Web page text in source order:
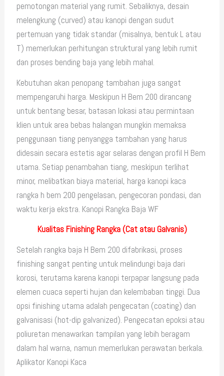
pemotongan material yang rumit. Sebaliknya, desain
melengkung (curved) atau kanopi dengan sudut
pertemuan yang tidak standar (misalnya, bentuk L atau
T) memerlukan perhitungan struktural yang lebih rumit
dan proses bending baja yang lebih mahal.
Kebutuhan akan penopang tambahan juga sangat
mempengaruhi harga. Meskipun H Bem 200 dirancang
untuk bentang besar, batasan lokasi atau permintaan
klien untuk area bebas halangan mungkin memaksa
penggunaan tiang penyangga tambahan yang harus
didesain secara estetis agar selaras dengan profil H Bem
utama. Setiap penambahan tiang, meskipun terlihat
minor, melibatkan biaya material, harga kanopi kaca
rangka h bem 200 pengelasan, pengecoran pondasi, dan
waktu kerja ekstra. Kanopi Rangka Baja WF
Kualitas Finishing Rangka (Cat atau Galvanis)
Setelah rangka baja H Bem 200 difabrikasi, proses
finishing sangat penting untuk melindungi baja dari
korosi, terutama karena kanopi terpapar langsung pada
elemen cuaca seperti hujan dan kelembaban tinggi. Dua
opsi finishing utama adalah pengecatan (coating) dan
galvanisasi (hot-dip galvanized). Pengecatan epoksi atau
poliuretan menawarkan tampilan yang lebih beragam
dalam hal warna, namun memerlukan perawatan berkala.
Aplikator Kanopi Kaca